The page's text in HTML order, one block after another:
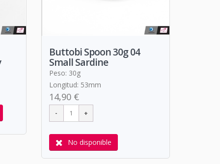
Buttobi Spoon 30g 04
Small Sardine
Peso: 30g
Longitud: 53mm
14,90 €
No disponible